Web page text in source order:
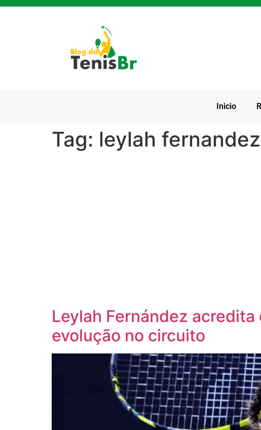
Inicio
Tag: leylah
Leylah Fernández
evolução no circuito